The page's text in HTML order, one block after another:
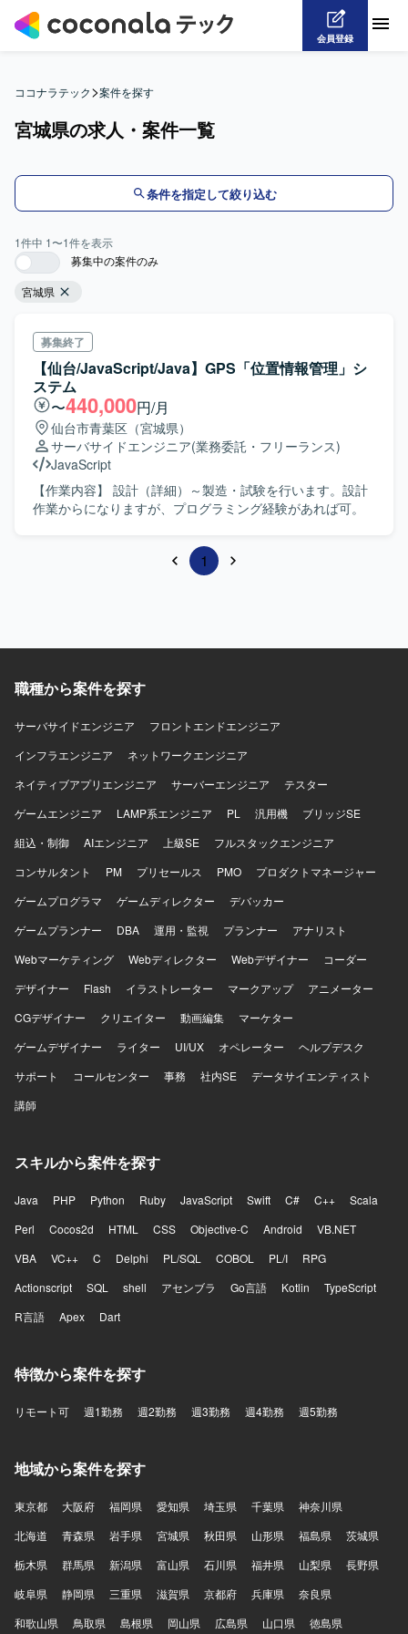
会員登録
ココナラテック>案件を探す
宮城県の求人・案件一覧
条件を指定して絞り込む
1件中 1〜1件を表示
募集中の案件のみ
宮城県
募集終了
【仙台/JavaScript/Java】GPS「位置情報管理」シ
ステム
〜440,000円/月
仙台市青葉区（宮城県）
サーバサイドエンジニア(業務委託・フリーランス)
JavaScript
【作業内容】 設計（詳細）～製造・試験を行います。設計
作業からになりますが、プログラミング経験があれば可。
1
職種から案件を探す
サーバサイドエンジニア
フロントエンドエンジニア
インフラエンジニア
ネットワークエンジニア
ネイティブアプリエンジニア
サーバーエンジニア
テスター
ゲームエンジニア
LAMP系エンジニア PL 汎用機
ブリッジSE
組込・制御
AIエンジニア 上級SE
フルスタックエンジニア
コンサルタント
PM プリセールス PMO
プロダクトマネージャー
ゲームプログラマ
ゲームディレクター
デバッカー
ゲームプランナー
DBA 運用・監視 プランナー
アナリスト
Webマーケティング
Webディレクター Webデザイナー
コーダー
デザイナー
Flash イラストレーター マークアップ
アニメーター
CGデザイナー
クリエイター 動画編集
マーケター
ゲームデザイナー
ライター UI/UX オペレーター
ヘルプデスク
サポート
コールセンター 事務 社内SE
データサイエンティスト
講師
スキルから案件を探す
Java PHP Python Ruby JavaScript Swift C# C++
Scala
Perl
Cocos2d HTML CSS Objective-C Android
VB.NET
VBA
VC++ C Delphi PL/SQL COBOL PL/I
RPG
Actionscript
SQL shell アセンブラ Go言語 Kotlin
TypeScript
R言語
Apex Dart
特徴から案件を探す
リモート可 週1勤務 週2勤務 週3勤務 週4勤務 週5勤務
地域から案件を探す
東京都 大阪府 福岡県 愛知県 埼玉県 千葉県
神奈川県
北海道
青森県 岩手県 宮城県 秋田県 山形県 福島県
茨城県
栃木県
群馬県 新潟県 富山県 石川県 福井県 山梨県
長野県
岐阜県
静岡県 三重県 滋賀県 京都府 兵庫県
奈良県
和歌山県
鳥取県 島根県 岡山県 広島県 山口県 徳島県